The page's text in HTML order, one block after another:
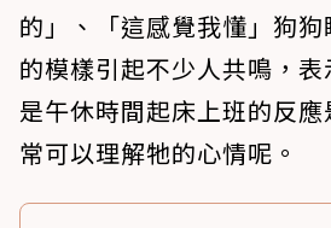
的」、「這感覺我懂」狗
的模樣引起不少人共鳴，
是午休時間起床上班的反
常可以理解牠的心情呢。